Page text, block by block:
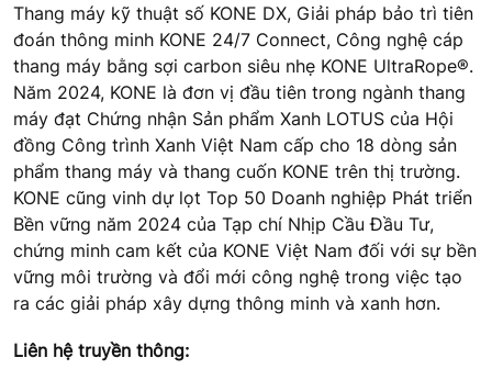
Thang máy kỹ thuật số KONE DX, Giải pháp bảo trì tiên
đoán thông minh KONE 24/7 Connect, Công nghệ cáp
thang máy bằng sợi carbon siêu nhẹ KONE UltraRope®.
Năm 2024, KONE là đơn vị đầu tiên trong ngành thang
máy đạt Chứng nhận Sản phẩm Xanh LOTUS của Hội
đồng Công trình Xanh Việt Nam cấp cho 18 dòng sản
phẩm thang máy và thang cuốn KONE trên thị trường.
KONE cũng vinh dự lọt Top 50 Doanh nghiệp Phát triển
Bền vững năm 2024 của Tạp chí Nhịp Cầu Đầu Tư,
chứng minh cam kết của KONE Việt Nam đối với sự bền
vững môi trường và đổi mới công nghệ trong việc tạo
ra các giải pháp xây dựng thông minh và xanh hơn.
Liên hệ truyền thông: